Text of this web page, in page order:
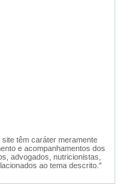
têm caráter meramente
e acompanhamentos dos
advogados, nutricionistas,
ao tema descrito."